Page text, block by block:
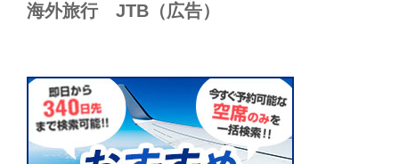
海外旅行 JTB（広告）